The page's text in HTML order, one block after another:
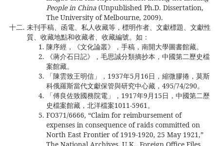
People in China (Unpublished Ph.D. Dissertation,
The University of Melbourne, 2009).
未刊手稿、函電、私人收藏等，標明作者、文獻標題、文獻性
質、收藏地點和收藏者、收藏編號。如：
陳序經，《文化論叢》，手稿，南開大學圖書館藏。
《蔣介石日記》，毛思誠分類摘抄本，中國第二歷史檔
案館藏。
「陳雲致王明信」，1937年5月16日，縮微膠捲，莫斯
科俄羅斯當代文獻保管與研究中心藏，495/74/290。
「傅良佐致國務院電」，1917年9月15日，中國第二歷
史檔案館藏，北洋檔案1011-5961。
FO371/6666, “Claim for reimbursement of
expenses in consequence of raids committed on
North East Frontier of 1919-1920, 25 May 1921,”